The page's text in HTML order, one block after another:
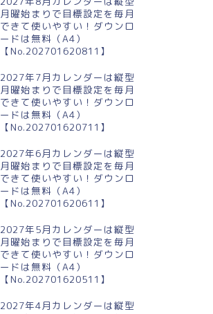
月曜始まりで目標設定を毎月
できて使いやすい！ダウンロ
ードは無料（A4）
【No.202701620811】
2027年7月カレンダーは縦型
月曜始まりで目標設定を毎月
できて使いやすい！ダウンロ
ードは無料（A4）
【No.202701620711】
2027年6月カレンダーは縦型
月曜始まりで目標設定を毎月
できて使いやすい！ダウンロ
ードは無料（A4）
【No.202701620611】
2027年5月カレンダーは縦型
月曜始まりで目標設定を毎月
できて使いやすい！ダウンロ
ードは無料（A4）
【No.202701620511】
2027年4月カレンダーは縦型